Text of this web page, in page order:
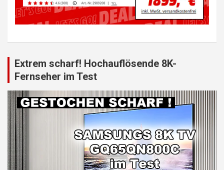
Extrem scharf! Hochauflösende 8K-
Fernseher im Test